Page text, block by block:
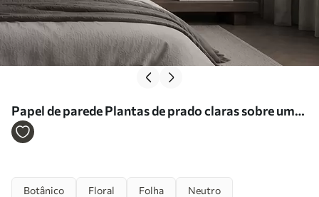
Papel de parede Plantas de prado claras sobre um
fundo bege Nr. a00444
Botânico Floral Folha Neutro